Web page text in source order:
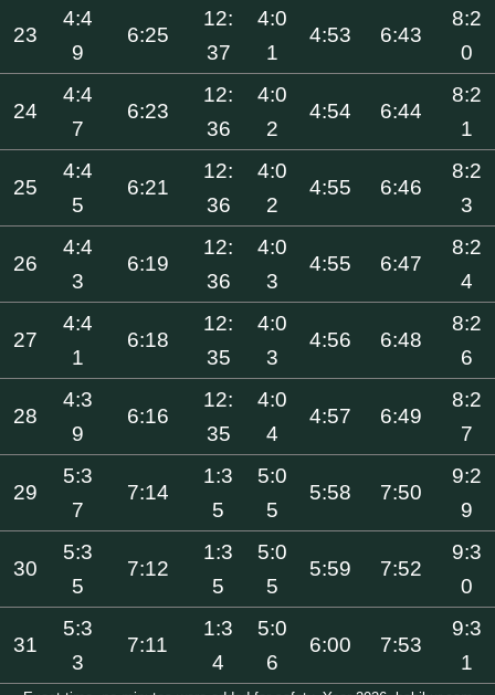
23
4:4
9
6:25
12:
37
4:0
1
4:53 6:43
8:2
0
24
4:4
7
6:23
12:
36
4:0
2
4:54 6:44
8:2
1
25
4:4
5
6:21
12:
36
4:0
2
4:55 6:46
8:2
3
26
4:4
3
6:19
12:
36
4:0
3
4:55 6:47
8:2
4
27
4:4
1
6:18
12:
35
4:0
3
4:56 6:48
8:2
6
28
4:3
9
6:16
12:
35
4:0
4
4:57 6:49
8:2
7
29
5:3
7
7:14
1:3
5
5:0
5
5:58 7:50
9:2
9
30
5:3
5
7:12
1:3
5
5:0
5
5:59 7:52
9:3
0
31
5:3
3
7:11
1:3
4
5:0
6
6:00 7:53
9:3
1